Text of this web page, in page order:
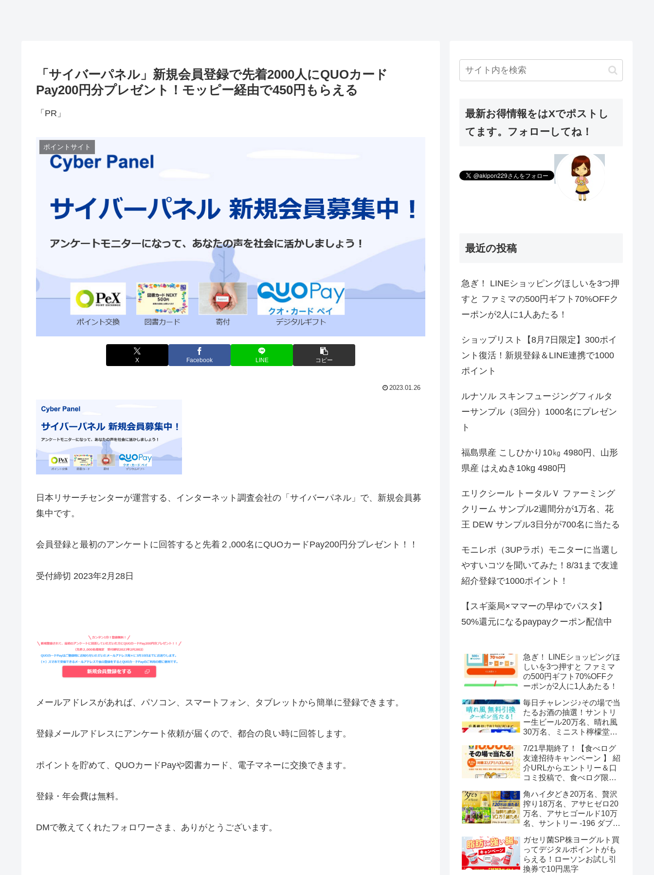
「サイバーパネル」新規会員登録で先着2000人にQUOカード
Pay200円分プレゼント！モッピー経由で450円もらえる
「PR」
ポイントサイト
X Facebook LINE コピー
2023.01.26
日本リサーチセンターが運営する、インターネット調査会社の「サイバーパネル」で、新規会員募
集中です。
会員登録と最初のアンケートに回答すると先着２,000名にQUOカードPay200円分プレゼント！！
受付締切 2023年2月28日
メールアドレスがあれば、パソコン、スマートフォン、タブレットから簡単に登録できます。
登録メールアドレスにアンケート依頼が届くので、都合の良い時に回答します。
ポイントを貯めて、QUOカードPayや図書カード、電子マネーに交換できます。
登録・年会費は無料。
DMで教えてくれたフォロワーさま、ありがとうございます。
最新お得情報をはXでポストし
てます。フォローしてね！
最近の投稿
急ぎ！ LINEショッピングほしいを3つ押
すと ファミマの500円ギフト70%OFFク
ーポンが2人に1人あたる！
ショップリスト【8月7日限定】300ポイ
ント復活！新規登録＆LINE連携で1000
ポイント
ルナソル スキンフュージングフィルタ
ーサンプル（3回分）1000名にプレゼン
ト
福島県産 こしひかり10㎏ 4980円、山形
県産 はえぬき10kg 4980円
エリクシール トータルＶ ファーミング
クリーム サンプル2週間分が1万名、花
王 DEW サンプル3日分が700名に当たる
モニレポ（3UPラボ）モニターに当選し
やすいコツを聞いてみた！8/31まで友達
紹介登録で1000ポイント！
【スギ薬局×ママーの早ゆでパスタ】
50%還元になるpaypayクーポン配信中
急ぎ！ LINEショッピングほ
しいを3つ押すと ファミマ
の500円ギフト70%OFFク
ーポンが2人に1人あたる！
毎日チャレンジ♪その場で当
たるお酒の抽選！サントリ
ー生ビール20万名、晴れ風
30万名、ミニスト檸檬堂2
ボール12.3万名
7/21早期終了！【食べログ
友達招待キャンペーン 】 紹
介URLからエントリー＆口
コミ投稿で、食べログ限定
トがもらえる
角ハイ夕どき20万名、贅沢
搾り18万名、アサヒゼロ20
万名、アサヒゴールド10万
名、サントリー -196 ダブル
ガセリ菌SP株ヨーグルト買
ってデジタルポイントがも
らえる！ローソンお試し引
換券で10円黒字